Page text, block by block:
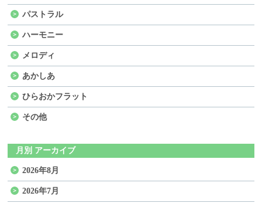
パストラル
ハーモニー
メロディ
あかしあ
ひらおかフラット
その他
月別 アーカイブ
2026年8月
2026年7月